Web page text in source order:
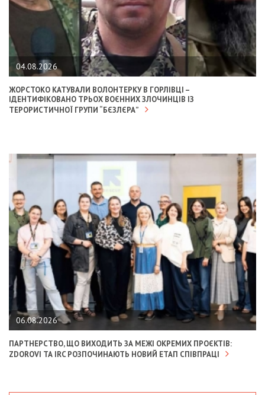
04.08.2026
ЖОРСТОКО КАТУВАЛИ ВОЛОНТЕРКУ В ГОРЛІВЦІ –
ІДЕНТИФІКОВАНО ТРЬОХ ВОЄННИХ ЗЛОЧИНЦІВ ІЗ
ТЕРОРИСТИЧНОЇ ГРУПИ “БЄЗЛЄРА”
06.08.2026
ПАРТНЕРСТВО, ЩО ВИХОДИТЬ ЗА МЕЖІ ОКРЕМИХ ПРОЄКТІВ:
ZDOROVI ТА IRC РОЗПОЧИНАЮТЬ НОВИЙ ЕТАП СПІВПРАЦІ